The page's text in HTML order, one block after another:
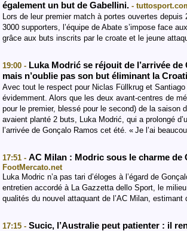
également un but de Gabellini. -
Lors de leur premier match à portes ouvertes depuis
3000 supporters, l’équipe de Abate s’impose face
grâce aux buts inscrits par le croate et le jeune
19:00 - Luka Modrić se réjouit de l’arrivée de
mais n’oublie pas son but éliminant la
Avec tout le respect pour Niclas Füllkrug et Santiago
évidemment. Alors que les deux avant-centres de
pour le premier, blessé pour le second) de la saison
avaient planté 2 buts, Luka Modrić, qui a prolongé
l’arrivée de Gonçalo Ramos cet été. « Je l’ai
17:51 - AC Milan : Modric sous le charme de
FootMercato.net
Luka Modric n’a pas tari d’éloges à l’égard de
entretien accordé à La Gazzetta dello Sport, le
qualités du nouvel attaquant de l’AC Milan,
17:15 - Sucic, l’Australie peut patienter : il